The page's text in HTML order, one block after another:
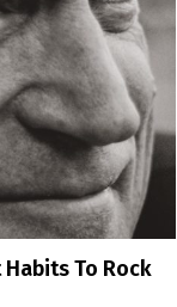
To Rock